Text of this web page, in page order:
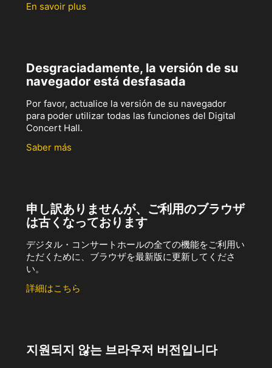
En savoir plus
Desgraciadamente, la versión de su
navegador está desfasada
Por favor, actualice la versión de su navegador
para poder utilizar todas las funciones del Digital
Concert Hall.
Saber más
申し訳ありませんが、ご利用のブラウザ
は古くなっております
デジタル・コンサートホールの全ての機能をご利用い
ただくために、ブラウザを最新版に更新してくださ
い。
詳細はこちら
지원되지 않는 브라우저 버전입니다